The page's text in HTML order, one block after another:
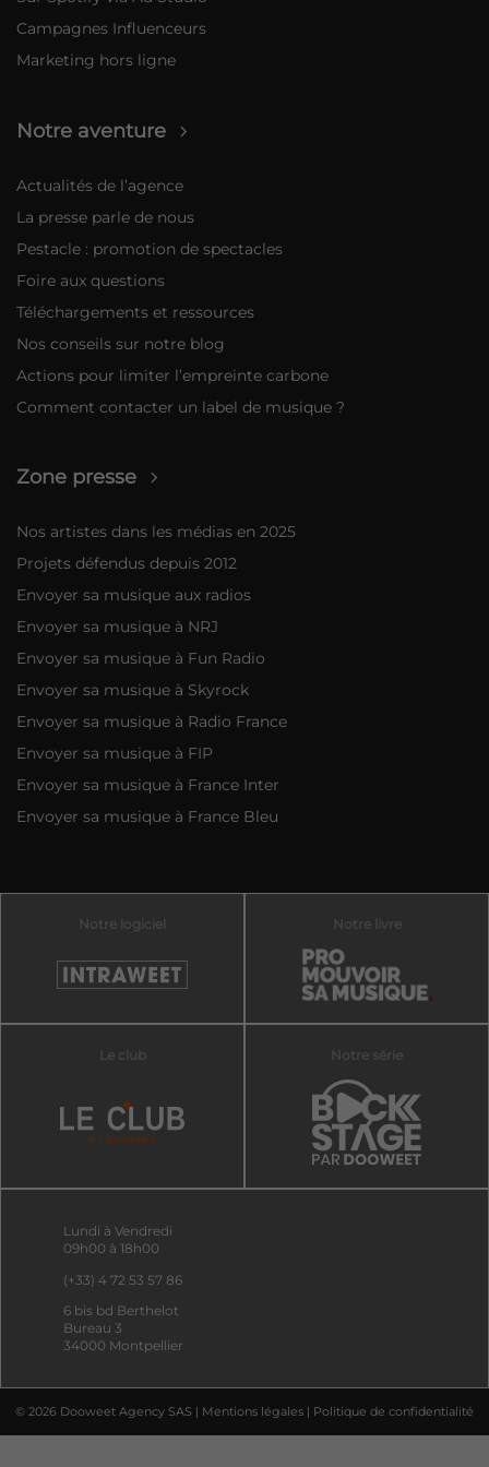
Campagnes Influenceurs
Marketing hors ligne
Notre aventure
Actualités de l’agence
La presse parle de nous
Pestacle : promotion de spectacles
Foire aux questions
Téléchargements et ressources
Nos conseils sur notre blog
Actions pour limiter l’empreinte carbone
Comment contacter un label de musique ?
Zone presse
Nos artistes dans les médias en 2025
Projets défendus depuis 2012
Envoyer sa musique aux radios
Envoyer sa musique à NRJ
Envoyer sa musique à Fun Radio
Envoyer sa musique à Skyrock
Envoyer sa musique à Radio France
Envoyer sa musique à FIP
Envoyer sa musique à France Inter
Envoyer sa musique à France Bleu
Notre logiciel Notre livre
Le club Notre série
Lundi à Vendredi
09h00 à 18h00
(+33) 4 72 53 57 86
6 bis bd Berthelot
Bureau 3
34000 Montpellier
© 2026 Dooweet Agency SAS | Mentions légales | Politique de confidentialité